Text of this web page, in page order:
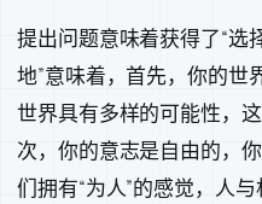
提出问题意味着获得了“选
地”意味着，首先，你的世
世界具有多样的可能性，
次，你的意志是自由的，
们拥有“为人”的感觉，人